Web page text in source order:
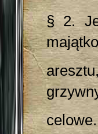
§ 2.
celowe.